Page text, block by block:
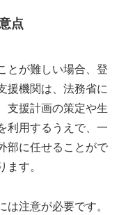
点
とが難しい場合、登
援機関は、法務省に
支援計画の策定や生
利用するうえで、一
部に任せることがで
ます。
注意が必要です。